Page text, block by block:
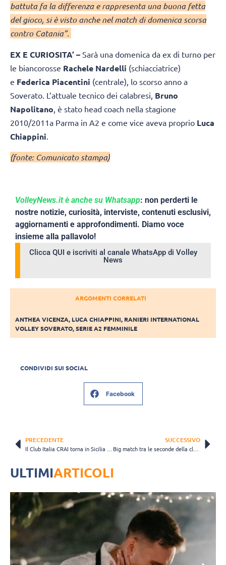
battuta fa la differenza e rappresenta una buona fetta
del gioco, si è visto anche nel match di domenica scorsa
contro Catania”.
EX E CURIOSITA’ – Sarà una domenica da ex di turno per
le biancorosse Rachele Nardelli (schiacciatrice)
e Federica Piacentini (centrale), lo scorso anno a
Soverato. L’attuale tecnico dei calabresi, Bruno
Napolitano , è stato head coach nella stagione
2010/2011a Parma in A2 e come vice aveva proprio Luca
Chiappini
(fonte: Comunicato stampa)
VolleyNews.it è anche su Whatsapp: non perderti le
nostre notizie, curiosità, interviste, contenuti esclusivi,
aggiornamenti e approfondimenti. Diamo voce
insieme alla pallavolo!
Clicca QUI e iscriviti al canale WhatsApp di Volley
News
ARGOMENTI CORRELATI
ANTHEA VICENZA, LUCA CHIAPPINI, RANIERI INTERNATIONAL
VOLLEY SOVERATO,SERIE A2 FEMMINILE
CONDIVIDI SUI SOCIAL
Facebook
PRECEDENTE
Il Club Italia CRAI torna in Sicilia per affrontare Modica
SUCCESSIVO
Big match tra le seconde della classe: domenica la sfida Macerata-Brescia
ULTIMIARTICOLI